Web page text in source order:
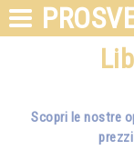
Scopri le nostre